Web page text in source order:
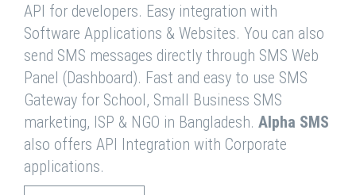
API for developers. Easy integration with
Software Applications & Websites. You can also
send SMS messages directly through SMS Web
Panel (Dashboard). Fast and easy to use SMS
Gateway for School, Small Business SMS
marketing, ISP & NGO in Bangladesh. Alpha SMS
also offers API Integration with Corporate
applications.